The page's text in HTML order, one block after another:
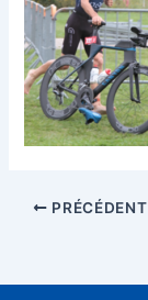
PRÉCÉDENT